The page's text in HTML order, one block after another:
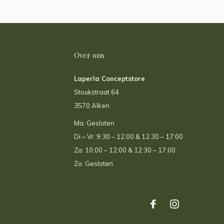
Over ons
Laperla Conceptstore
Stoukstraat 64
3570 Alken
Ma: Gesloten
Di – Vr: 9:30 – 12:00 & 12:30 – 17:00
Za: 10:00 – 12:00 & 12:30 – 17:00
Zo: Gesloten